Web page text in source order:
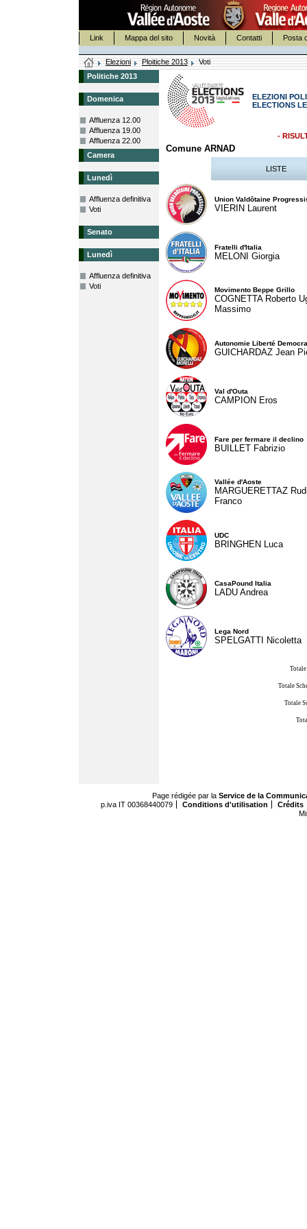
Link Mappa del sito Novità Contatti Posta
Elezioni Ploitiche 2013
Voti
Politiche 2013
Domenica
Affluenza 12.00
Affluenza 19.00
Affluenza 22.00
Camera
Lunedì
Affluenza definitiva
Voti
Senato
Lunedì
Affluenza definitiva
Voti
ELEZIONI
ELECTIONS
-
Comune ARNAD
LISTE
Union Valdôtaine
VIERIN Laurent
Fratelli d'Italia
MELONI Giorgia
Movimento Beppe Grillo
COGNETTA Roberto
Massimo
Autonomie Liberté
GUICHARDAZ Jean
Val d'Outa
CAMPION Eros
Fare per fermare il declino
BUILLET Fabrizio
Vallée d'Aoste
MARGUERETTAZ
Franco
UDC
BRINGHEN Luca
CasaPound Italia
LADU Andrea
Lega Nord
SPELGATTI Nicoletta
Totale
Totale
Page rédigée par la Service de la
p.iva IT 00368440079
Conditions d'utilisation
Crédits